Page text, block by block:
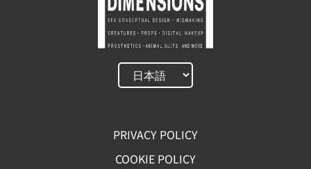
PRIVACY POLICY
COOKIE POLICY